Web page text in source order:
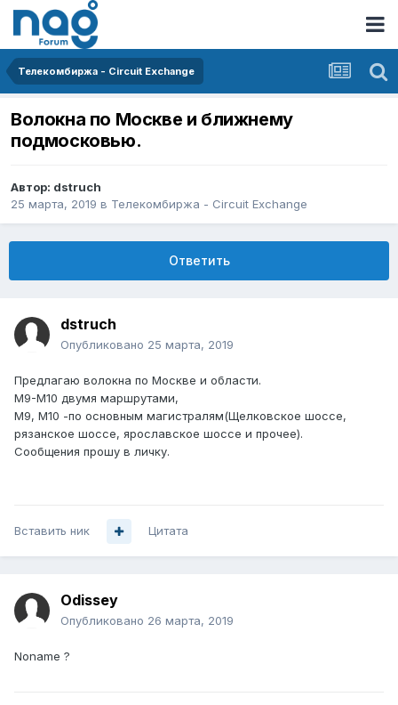
Телекомбиржа - Circuit Exchange
Волокна по Москве и ближнему
подмосковью.
Автор: dstruch
25 марта, 2019 в Телекомбиржа - Circuit Exchange
Ответить
dstruch
Опубликовано 25 марта, 2019
Предлагаю волокна по Москве и области.
М9-М10 двумя маршрутами,
М9, М10 -по основным магистралям(Щелковское шоссе,
рязанское шоссе, ярославское шоссе и прочее).
Сообщения прошу в личку.
Вставить ник Цитата
Odissey
Опубликовано 26 марта, 2019
Noname ?